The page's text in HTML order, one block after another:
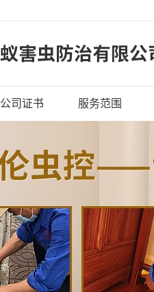
公司证书 服务范围